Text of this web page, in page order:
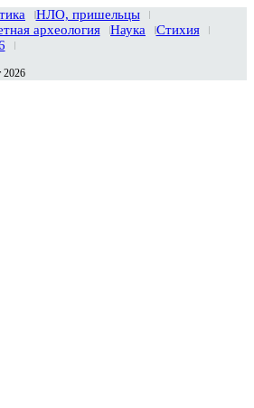
НЛО, пришельцы
археология Наука
Стихия
2026